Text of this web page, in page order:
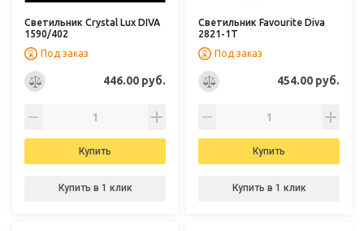
Светильник Crystal Lux DIVA
1590/402
Под заказ
446.00 руб.
Купить
Купить в 1 клик
Светильник Favourite Diva
2821-1T
Под заказ
454.00 руб.
Купить
Купить в 1 клик